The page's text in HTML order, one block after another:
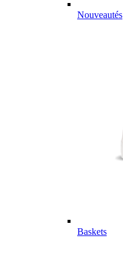
Nouveautés
Baskets